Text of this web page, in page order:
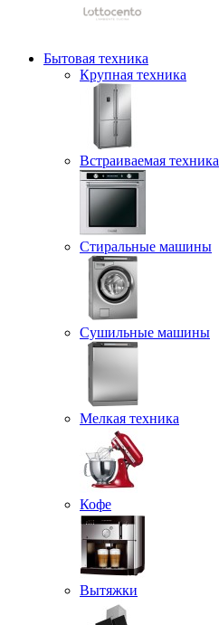
Бытовая техника
Крупная техника
Встраиваемая техника
Стиральные машины
Сушильные машины
Мелкая техника
Кофе
Вытяжки